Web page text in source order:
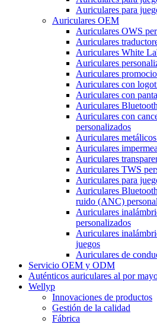
Auriculares para
Auriculares OEM
Auriculares OWS
Auriculares
Auriculares White
Auriculares
Auriculares
Auriculares con
Auriculares con
Auriculares
Auriculares con
personalizados
Auriculares
Auriculares
Auriculares
Auriculares TWS
Auriculares para
Auriculares
ruido (ANC)
Auriculares
personalizados
Auriculares
juegos
Auriculares de
Servicio OEM y ODM
Auténticos auriculares al por
Wellyp
Innovaciones de productos
Gestión de la calidad
Fábrica